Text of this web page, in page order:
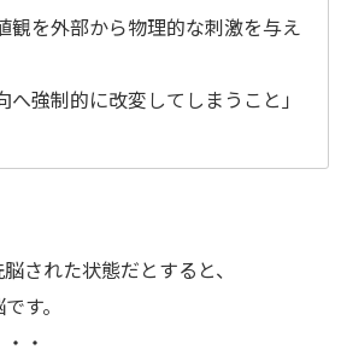
観を外部から物理的な刺激を与え
へ強制的に改変してしまうこと」
された状態だとすると、
す。
・